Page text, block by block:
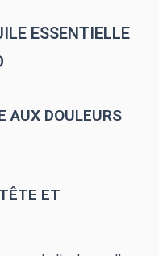
ESSENTIELLE
AUX DOULEURS
ET